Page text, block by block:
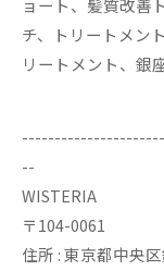
ョート、髪質改善
チ、トリートメン
リートメント、銀
--
WISTERIA
〒104-0061
住所 : 東京都中央